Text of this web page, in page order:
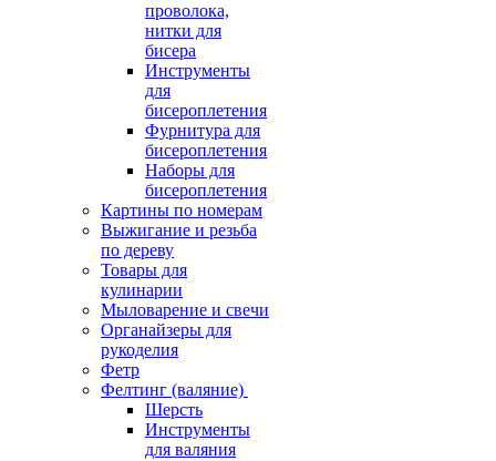
проволока,
нитки для
бисера
Инструменты
для
бисероплетения
Фурнитура для
бисероплетения
Наборы для
бисероплетения
Картины по номерам
Выжигание и резьба
по дереву
Товары для
кулинарии
Мыловарение и свечи
Органайзеры для
рукоделия
Фетр
Фелтинг (валяние)
Шерсть
Инструменты
для валяния